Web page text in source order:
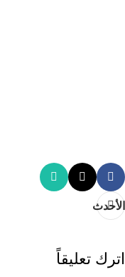
الأحدث
اترك تعليقاً